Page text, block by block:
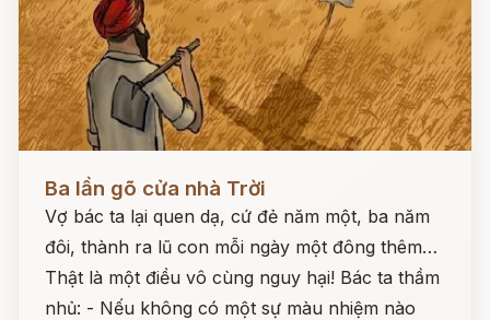
Đọc ngay
Ba lần gõ cửa nhà Trời
Vợ bác ta lại quen dạ, cứ đẻ năm một, ba năm
đôi, thành ra lũ con mỗi ngày một đông thêm…
Thật là một điều vô cùng nguy hại! Bác ta thầm
nhủ: - Nếu không có một sự màu nhiệm nào